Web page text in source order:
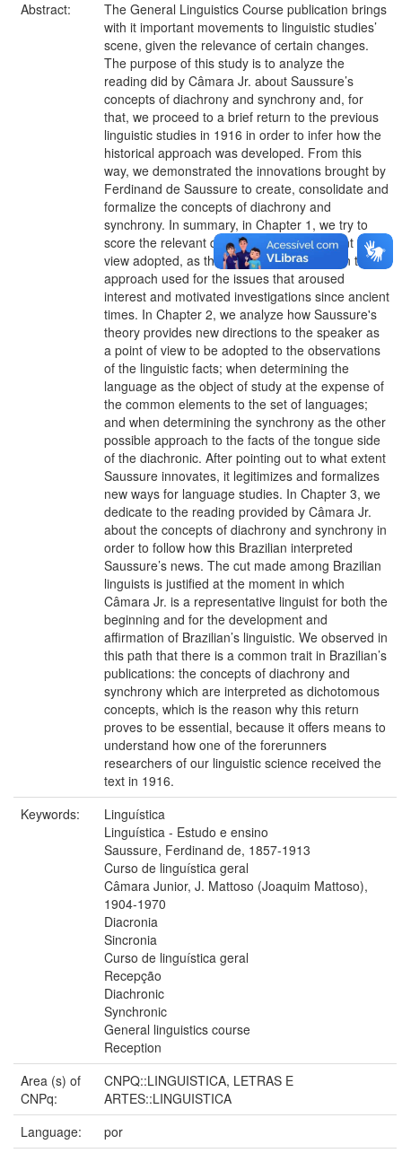
Abstract:
The General Linguistics Course publication brings
with it important movements to linguistic studies’
scene, given the relevance of certain changes.
The purpose of this study is to analyze the
reading did by Câmara Jr. about Saussure’s
concepts of diachrony and synchrony and, for
that, we proceed to a brief return to the previous
linguistic studies in 1916 in order to infer how the
historical approach was developed. From this
way, we demonstrated the innovations brought by
Ferdinand de Saussure to create, consolidate and
formalize the concepts of diachrony and
synchrony. In summary, in Chapter 1, we try to
score the relevant questions about the point of
view adopted, as the object of study and on the
approach used for the issues that aroused
interest and motivated investigations since ancient
times. In Chapter 2, we analyze how Saussure's
theory provides new directions to the speaker as
a point of view to be adopted to the observations
of the linguistic facts; when determining the
language as the object of study at the expense of
the common elements to the set of languages;
and when determining the synchrony as the other
possible approach to the facts of the tongue side
of the diachronic. After pointing out to what extent
Saussure innovates, it legitimizes and formalizes
new ways for language studies. In Chapter 3, we
dedicate to the reading provided by Câmara Jr.
about the concepts of diachrony and synchrony in
order to follow how this Brazilian interpreted
Saussure’s news. The cut made among Brazilian
linguists is justified at the moment in which
Câmara Jr. is a representative linguist for both the
beginning and for the development and
affirmation of Brazilian’s linguistic. We observed in
this path that there is a common trait in Brazilian’s
publications: the concepts of diachrony and
synchrony which are interpreted as dichotomous
concepts, which is the reason why this return
proves to be essential, because it offers means to
understand how one of the forerunners
researchers of our linguistic science received the
text in 1916.
Keywords:
Linguística
Linguística - Estudo e ensino
Saussure, Ferdinand de, 1857-1913
Curso de linguística geral
Câmara Junior, J. Mattoso (Joaquim Mattoso),
1904-1970
Diacronia
Sincronia
Curso de linguística geral
Recepção
Diachronic
Synchronic
General linguistics course
Reception
Area (s) of
CNPq:
CNPQ::LINGUISTICA, LETRAS E
ARTES::LINGUISTICA
Language:
por